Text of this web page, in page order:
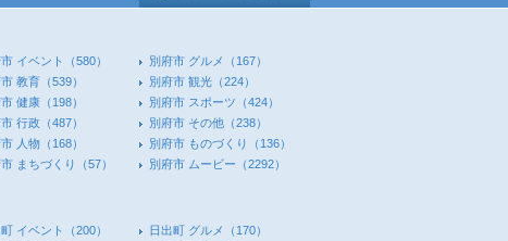
イベント （580） 別府市 グルメ
（167）
教育 （539） 別府市 観光 （224）
健康 （198） 別府市 スポーツ （424）
行政 （487） 別府市 その他 （238）
人物 （168） 別府市 ものづくり
（136）
まちづくり （57） 別府市 ムービー （2292）
イベント （200） 日出町 グルメ
（170）